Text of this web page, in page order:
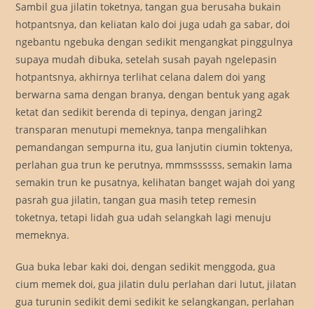
Sambil gua jilatin toketnya, tangan gua berusaha bukain
hotpantsnya, dan keliatan kalo doi juga udah ga sabar, doi
ngebantu ngebuka dengan sedikit mengangkat pinggulnya
supaya mudah dibuka, setelah susah payah ngelepasin
hotpantsnya, akhirnya terlihat celana dalem doi yang
berwarna sama dengan branya, dengan bentuk yang agak
ketat dan sedikit berenda di tepinya, dengan jaring2
transparan menutupi memeknya, tanpa mengalihkan
pemandangan sempurna itu, gua lanjutin ciumin toktenya,
perlahan gua trun ke perutnya, mmmssssss, semakin lama
semakin trun ke pusatnya, kelihatan banget wajah doi yang
pasrah gua jilatin, tangan gua masih tetep remesin
toketnya, tetapi lidah gua udah selangkah lagi menuju
memeknya.
Gua buka lebar kaki doi, dengan sedikit menggoda, gua
cium memek doi, gua jilatin dulu perlahan dari lutut, jilatan
gua turunin sedikit demi sedikit ke selangkangan, perlahan